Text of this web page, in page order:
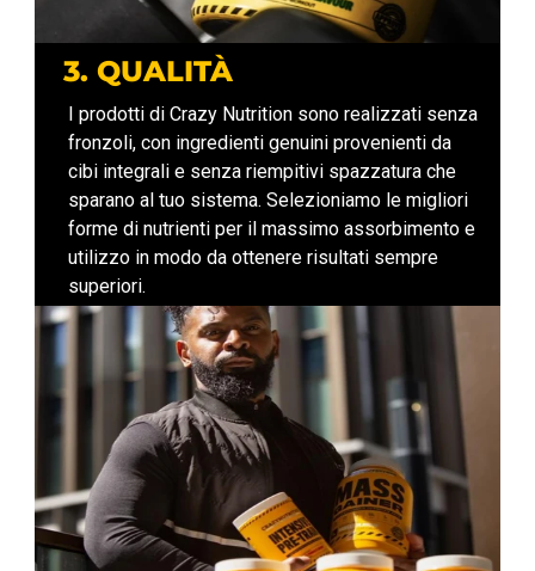
3. QUALITÀ
I prodotti di Crazy Nutrition sono realizzati senza
fronzoli, con ingredienti genuini provenienti da
cibi integrali e senza riempitivi spazzatura che
sparano al tuo sistema. Selezioniamo le migliori
forme di nutrienti per il massimo assorbimento e
utilizzo in modo da ottenere risultati sempre
superiori.